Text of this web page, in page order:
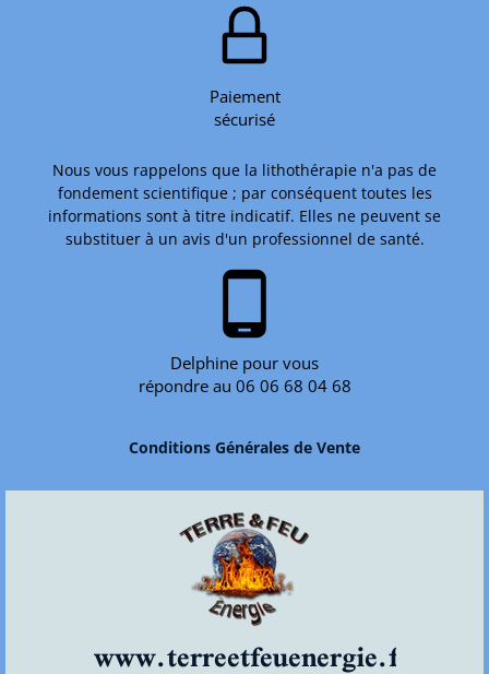
Paiement
sécurisé
Nous vous rappelons que la lithothérapie n'a pas de
fondement scientifique ; par conséquent toutes les
informations sont à titre indicatif. Elles ne peuvent se
substituer à un avis d'un professionnel de santé.
phone_android
Delphine pour vous
répondre au 06 06 68 04 68
Conditions Générales de Vente
www.terreetfeuenergie.fr